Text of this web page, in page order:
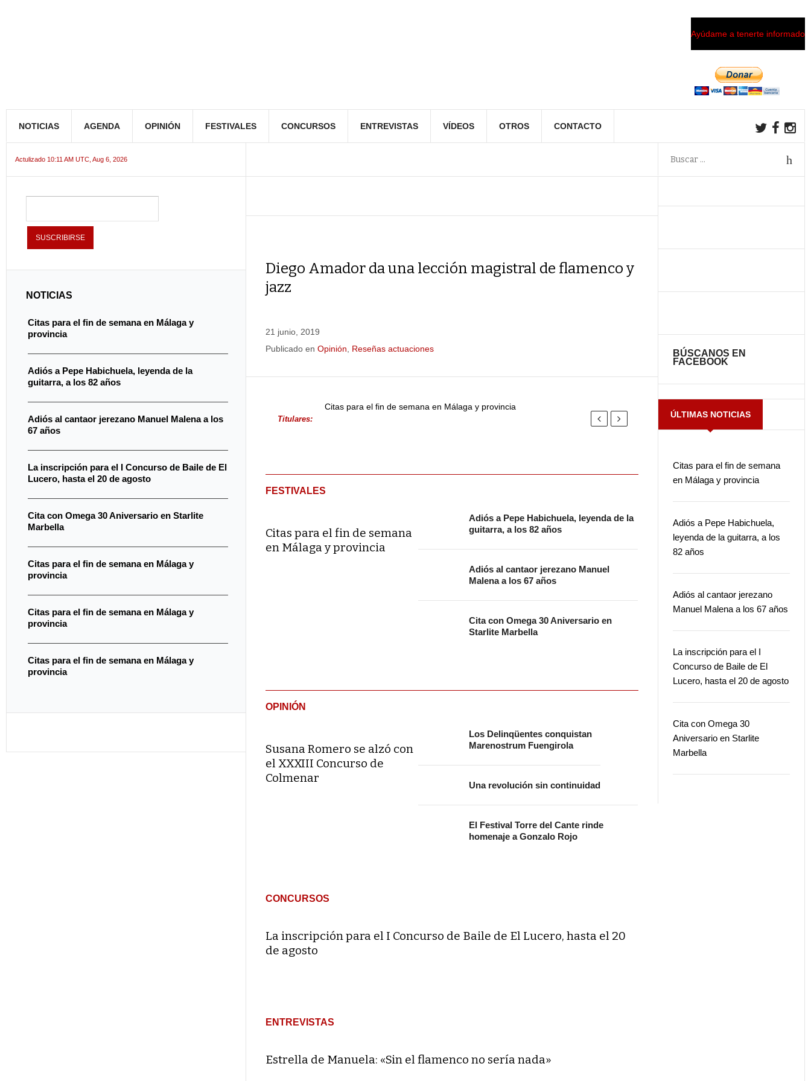
Ayúdame a tenerte informado
NOTICIAS AGENDA OPINIÓN FESTIVALES CONCURSOS ENTREVISTAS VÍDEOS OTROS CONTACTO
Actulizado 10:11 AM UTC, Aug 6, 2026
Diego Amador da una lección magistral de flamenco y
jazz
21 junio, 2019
Publicado enOpinión Reseñas actuaciones
Titulares:
Citas para el fin de semana en Málaga y provincia
FESTIVALES
Citas para el fin de semana
en Málaga y provincia
Adiós a Pepe Habichuela, leyenda de la
guitarra, a los 82 años
Adiós al cantaor jerezano Manuel
Malena a los 67 años
Cita con Omega 30 Aniversario en
Starlite Marbella
OPINIÓN
Susana Romero se alzó con
el XXXIII Concurso de
Colmenar
Los Delinqüentes conquistan
Marenostrum Fuengirola
Una revolución sin continuidad
El Festival Torre del Cante rinde
homenaje a Gonzalo Rojo
CONCURSOS
La inscripción para el I Concurso de Baile de El Lucero, hasta el 20
de agosto
ENTREVISTAS
Estrella de Manuela: «Sin el flamenco no sería nada»
BÚSCANOS EN
FACEBOOK
ÚLTIMAS NOTICIAS
Citas para el fin de semana
en Málaga y provincia
Adiós a Pepe Habichuela,
leyenda de la guitarra, a los
82 años
Adiós al cantaor jerezano
Manuel Malena a los 67 años
La inscripción para el I
Concurso de Baile de El
Lucero, hasta el 20 de agosto
Cita con Omega 30
Aniversario en Starlite
Marbella
NOTICIAS
Citas para el fin de semana en Málaga y
provincia
Adiós a Pepe Habichuela, leyenda de la
guitarra, a los 82 años
Adiós al cantaor jerezano Manuel Malena a los
67 años
La inscripción para el I Concurso de Baile de El
Lucero, hasta el 20 de agosto
Cita con Omega 30 Aniversario en Starlite
Marbella
Citas para el fin de semana en Málaga y
provincia
Citas para el fin de semana en Málaga y
provincia
Citas para el fin de semana en Málaga y
provincia